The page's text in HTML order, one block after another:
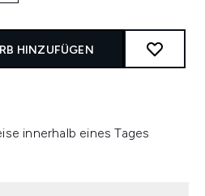
HINZUFÜGEN
innerhalb eines Tages